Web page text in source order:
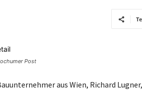
Post
aus Wien, Richard